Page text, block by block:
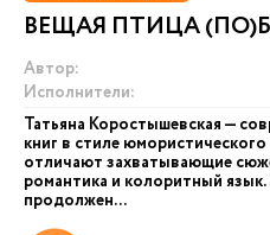
ВЕЩАЯ ПТИЦА
Автор:
Исполнители:
Татьяна Коростышевская —
книг в стиле
отличают захватывающие
романтика и колоритный язык.
продолжен...